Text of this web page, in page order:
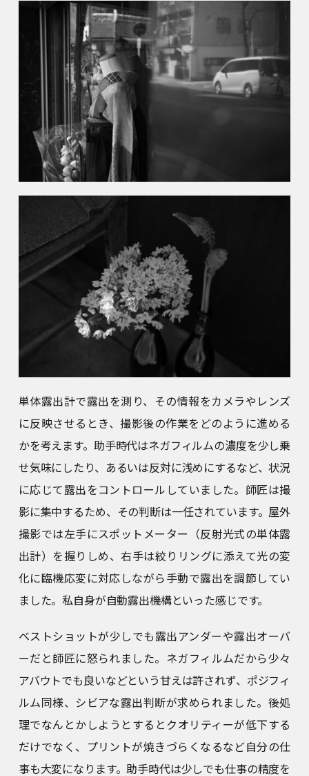
単体露出計で露出を測り、その情報をカメラやレンズ
に反映させるとき、撮影後の作業をどのように進める
かを考えます。助手時代はネガフィルムの濃度を少し乗
せ気味にしたり、あるいは反対に浅めにするなど、状況
に応じて露出をコントロールしていました。師匠は撮
影に集中するため、その判断は一任されています。屋外
撮影では左手にスポットメーター（反射光式の単体露
出計）を握りしめ、右手は絞りリングに添えて光の変
化に臨機応変に対応しながら手動で露出を調節してい
ました。私自身が自動露出機構といった感じです。
ベストショットが少しでも露出アンダーや露出オーバ
ーだと師匠に怒られました。ネガフィルムだから少々
アバウトでも良いなどという甘えは許されず、ポジフィ
ルム同様、シビアな露出判断が求められました。後処
理でなんとかしようとするとクオリティーが低下する
だけでなく、プリントが焼きづらくなるなど自分の仕
事も大変になります。助手時代は少しでも仕事の精度を